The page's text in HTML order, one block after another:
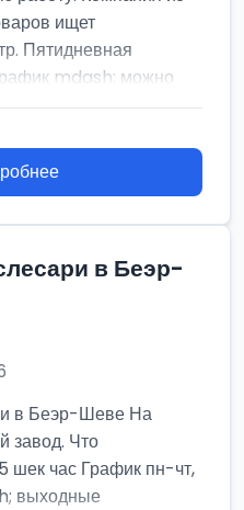
ищет
Пятидневная
mdash; можно
в Беэр-
в Беэр-Шеве На
завод. Что
шек час График пн-чт,
выходные